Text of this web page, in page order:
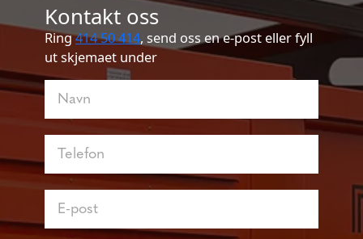
Kontakt oss
Ring414 50 414, send oss en e-post eller fyll
ut skjemaet under
Kontakt
oss